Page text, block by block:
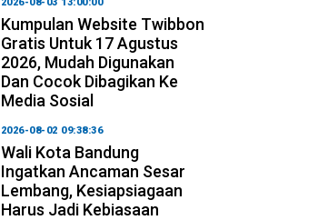
Kumpulan Website Twibbon
Gratis Untuk 17 Agustus
2026, Mudah Digunakan
Dan Cocok Dibagikan Ke
Media Sosial
2026-08-02 09:38:36
Wali Kota Bandung
Ingatkan Ancaman Sesar
Lembang, Kesiapsiagaan
Harus Jadi Kebiasaan